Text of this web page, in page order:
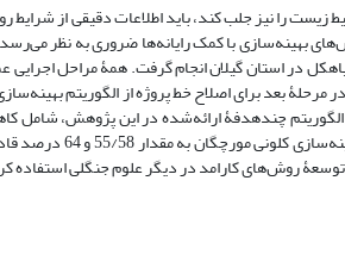
را نیز جلب کند، باید اطلاعات دقیقی از شرایط
بهینه‌سازی با کمک رایانه‌ها ضروری به نظر
در استان گیلان انجام گرفت. همۀ مراحل اجرایی
بعد برای اصلاح خط پروژه از الگوریتم
الگوریتم چندهدفۀ ارائه‌شده در این پژوهش، شامل
خاکی قابلیت زیادی در کاهش هزینه‌های
روش‌های کارامد در دیگر علوم جنگلی استفاده